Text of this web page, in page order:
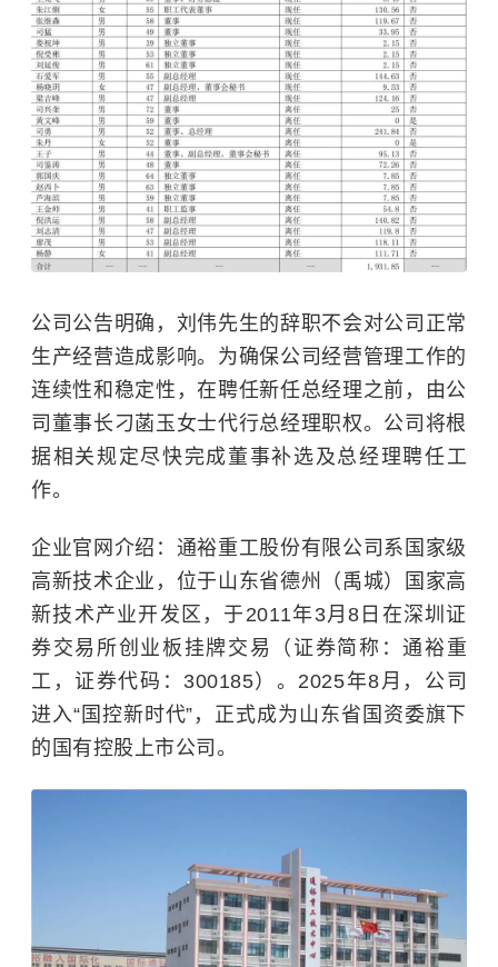
公司公告明确，刘伟先生的辞职不会对公司正常
生产经营造成影响。为确保公司经营管理工作的
连续性和稳定性，在聘任新任总经理之前，由公
司董事长刁菡玉女士代行总经理职权。公司将根
据相关规定尽快完成董事补选及总经理聘任工
作。
企业官网介绍：通裕重工股份有限公司系国家级
高新技术企业，位于山东省德州（禹城）国家高
新技术产业开发区，于2011年3月8日在深圳证
券交易所创业板挂牌交易（证券简称：通裕重
工，证券代码：300185）。2025年8月，公司
进入“国控新时代”，正式成为山东省国资委旗下
的国有控股上市公司。